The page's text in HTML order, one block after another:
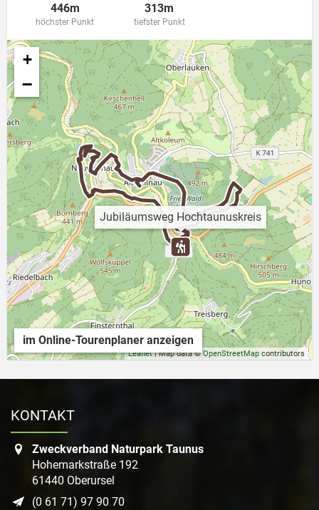
446m
höchster Punkt
313m
tiefster Punkt
Jubiläumsweg Hochtaunuskreis
+
−
Leaflet| Map data ©OpenStreetMap contributors
im Online-Tourenplaner anzeigen
KONTAKT
Zweckverband Naturpark Taunus
Hohemarkstraße 192
61440 Oberursel
(0 61 71) 97 90 70